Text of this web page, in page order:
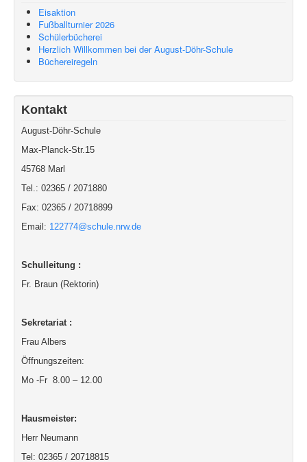
Eisaktion
Fußballturnier 2026
Schülerbücherei
Herzlich Willkommen bei der August-Döhr-Schule
Büchereiregeln
Kontakt
August-Döhr-Schule
Max-Planck-Str.15
45768 Marl
Tel.: 02365 / 2071880
Fax: 02365 / 20718899
Email: 122774@schule.nrw.de
Schulleitung :
Fr. Braun (Rektorin)
Sekretariat :
Frau Albers
Öffnungszeiten:
Mo -Fr 8.00 – 12.00
Hausmeister:
Herr Neumann
Tel: 02365 / 20718815